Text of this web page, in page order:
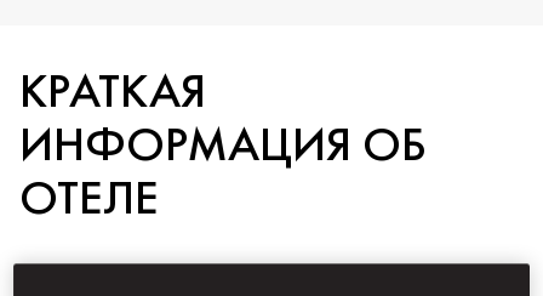
КРАТКАЯ
ИНФОРМАЦИЯ ОБ
ОТЕЛЕ